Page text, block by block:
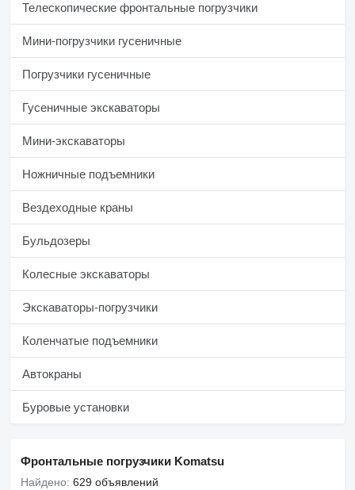
Телескопические фронтальные погрузчики
Мини-погрузчики гусеничные
Погрузчики гусеничные
Гусеничные экскаваторы
Мини-экскаваторы
Ножничные подъемники
Вездеходные краны
Бульдозеры
Колесные экскаваторы
Экскаваторы-погрузчики
Коленчатые подъемники
Автокраны
Буровые установки
Фронтальные погрузчики Komatsu
Найдено: 629 объявлений